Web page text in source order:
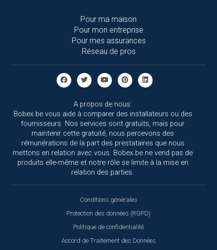
Pour ma maison
Pour mon entreprise
Pour mes assurances
Réseau de pros
A propos de nous:
Bobex.be vous aide à comparer des installateurs ou des
fournisseurs. Nos services sont gratuits, mais pour
maintenir cette gratuité, nous percevons des
rémunérations de la part des prestataires que nous
mettons en relation avec vous. Bobex.be ne vend pas de
produits elle-même et notre rôle se limite à la mise en
relation des parties.
Conditions générales
Protection des données (RGPD)
Politique de confidentialité
Accord de Traitement des Données